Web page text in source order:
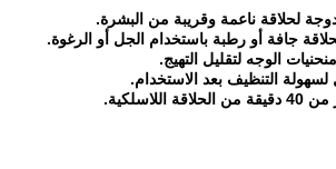
لحلاقة ناعمة وقريبة من البشرة.
جافة أو رطبة باستخدام الجل أو الرغوة.
الوجه لتقليل التهيج.
التنظيف بعد الاستخدام.
.